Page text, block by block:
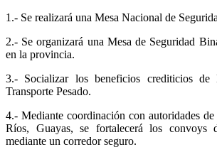
1.- Se realizará una Mesa Nacional de
2.- Se organizará una Mesa de Seguridad
en la provincia.
3.- Socializar los beneficios crediticios de
Transporte Pesado.
4.- Mediante coordinación con autoridades
Ríos, Guayas, se fortalecerá los convoys
mediante un corredor seguro.